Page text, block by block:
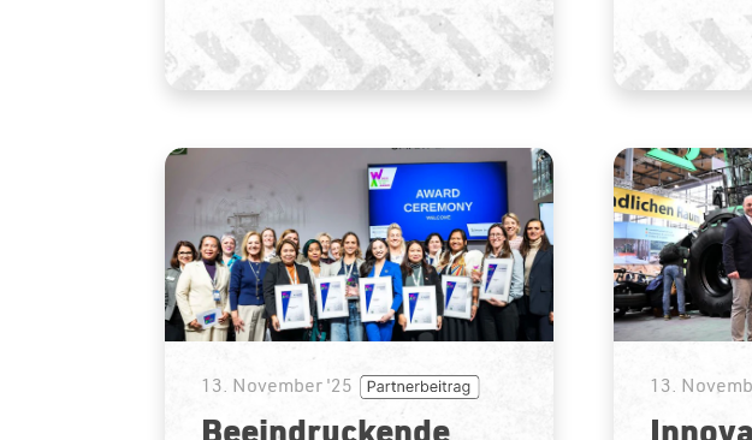
13. November '25
Beeindruckende
13.